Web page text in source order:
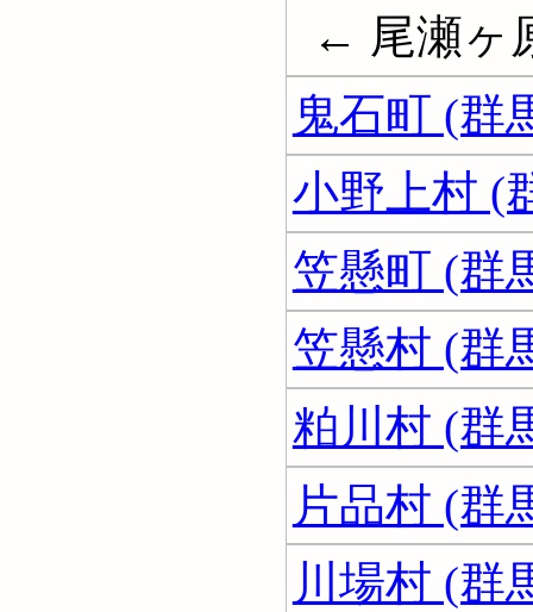
← 尾瀬ヶ
鬼石町 (群
小野上村 (
笠懸町 (群
笠懸村 (群
粕川村 (群
片品村 (群
川場村 (群